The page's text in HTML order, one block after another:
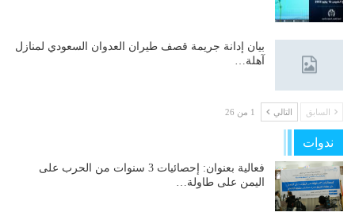
بيان إدانة جريمة قصف طيران العدوان السعودي لمنازل
آهلة…
السابق التالي 1 من 26
ندوات
فعالية بعنوان: إحصائيات 3 سنوات من الحرب على
اليمن على طاولة…